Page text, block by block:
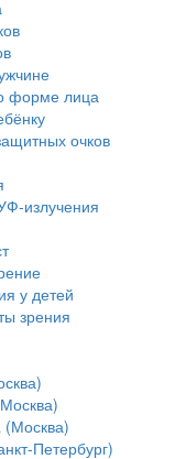
форме лица
очков
излучения
у детей
зрения
(Москва)
Петербург)